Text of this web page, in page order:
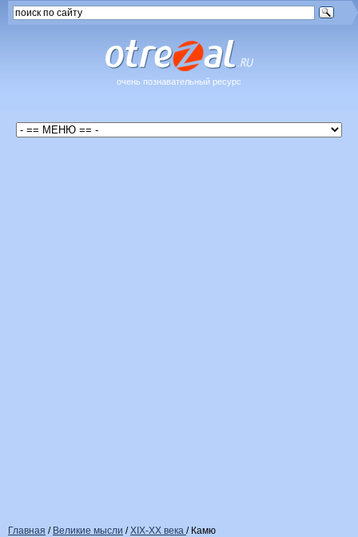
очень познавательный ресурс
Главная / Великие мысли /XIX-XX века / Камю